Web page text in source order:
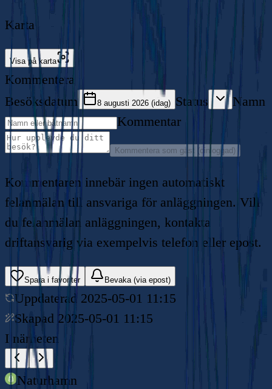
Karta
Visa på karta
Kommentera
Besöksdatum
8 augusti 2026 (idag) Status
Namn
Kommentar
Kommentera som gäst (oinloggad)
Kommentaren innebär ingen automatiskt
felanmälan till ansvariga för anläggningen. Vill
du felanmälan anläggningen, kontakta
driftansvarig via exempelvis telefon eller epost.
Spara i favoriter Bevaka (via epost)
Uppdaterad 2025-05-01 11:15
Skapad 2025-05-01 11:15
I närheten
Naturhamn